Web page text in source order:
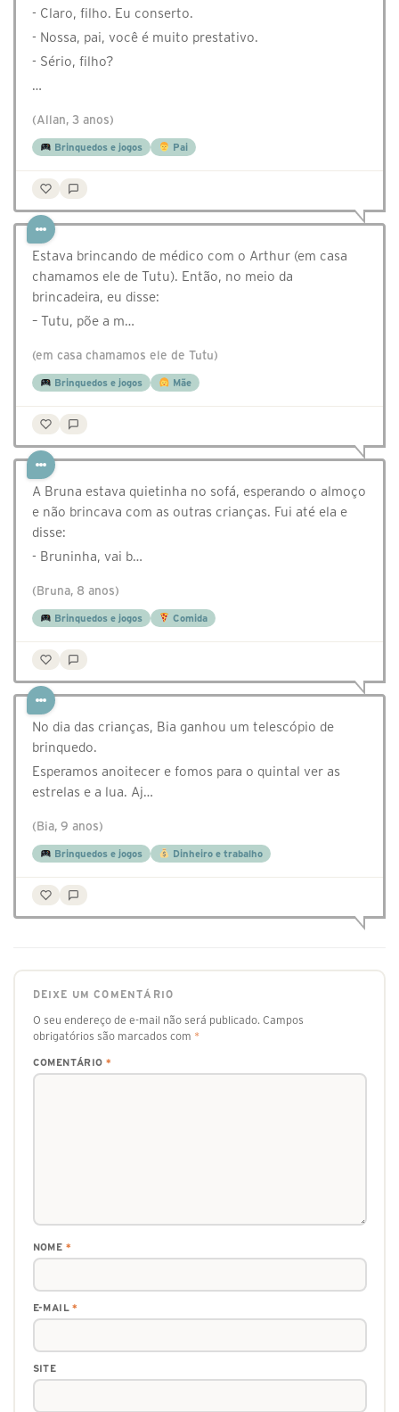
- Claro, filho. Eu conserto.
- Nossa, pai, você é muito prestativo.
- Sério, filho?
…
(Allan, 3 anos)
Brinquedos e jogos Pai
Estava brincando de médico com o Arthur (em casa
chamamos ele de Tutu). Então, no meio da
brincadeira, eu disse:‬
‭– Tutu, põe a m…
(em casa chamamos ele de Tutu)
Brinquedos e jogos Mãe
A Bruna estava quietinha no sofá, esperando o almoço
e não brincava com as outras crianças. Fui até ela e
disse:
- Bruninha, vai b…
(Bruna, 8 anos)
Brinquedos e jogos Comida
No dia das crianças, Bia ganhou um telescópio de
brinquedo.
Esperamos anoitecer e fomos para o quintal ver as
estrelas e a lua. Aj…
(Bia, 9 anos)
Brinquedos e jogos Dinheiro e trabalho
DEIXE UM COMENTÁRIO
O seu endereço de e-mail não será publicado. Campos
obrigatórios são marcados com *
COMENTÁRIO *
NOME *
E-MAIL*
SITE